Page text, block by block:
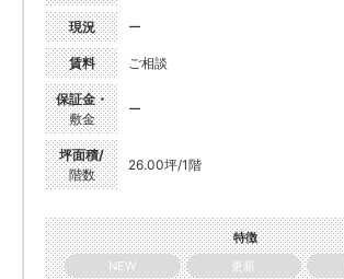
現況 ー
賃料 ご相談
保証金・
敷金
ー
坪面積/
階数
26.00坪/1階
特徴
NEW
更新